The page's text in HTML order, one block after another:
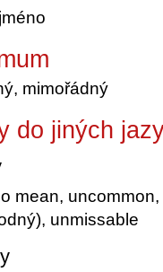
mimořádný
do jiných
mean,
unmissable